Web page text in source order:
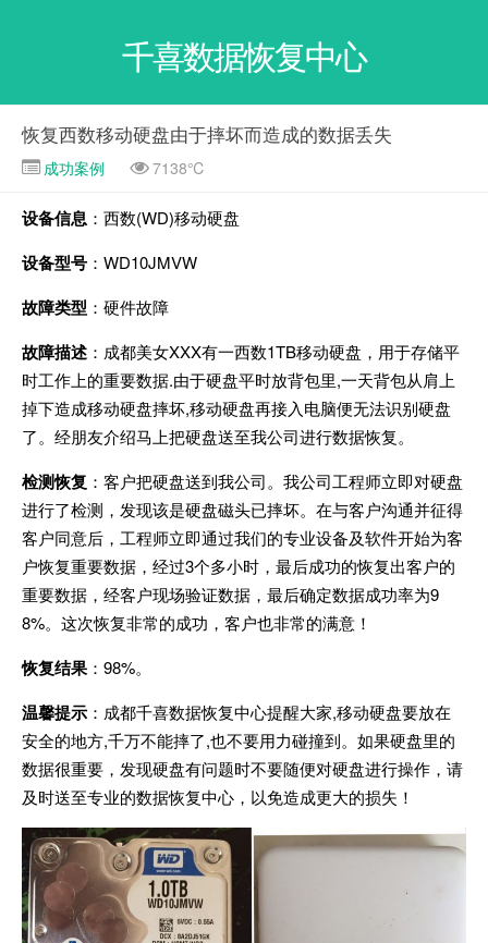
千喜数据恢复中心
恢复西数移动硬盘由于摔坏而造成的数据丢失
成功案例 7138℃
设备信息 ：西数(WD)移动硬盘
设备型号 ：WD10JMVW
故障类型 ：硬件故障
故障描述 ：成都美女XXX有一西数1TB移动硬盘，用于存储平
时工作上的重要数据.由于硬盘平时放背包里,一天背包从肩上
掉下造成移动硬盘摔坏,移动硬盘再接入电脑便无法识别硬盘
了。经朋友介绍马上把硬盘送至我公司进行数据恢复。
检测恢复 ：客户把硬盘送到我公司。我公司工程师立即对硬盘
进行了检测，发现该是硬盘磁头已摔坏。在与客户沟通并征得
客户同意后，工程师立即通过我们的专业设备及软件开始为客
户恢复重要数据，经过3个多小时，最后成功的恢复出客户的
重要数据，经客户现场验证数据，最后确定数据成功率为9
8%。这次恢复非常的成功，客户也非常的满意！
恢复结果 ：98%。
温馨提示 ：成都千喜数据恢复中心提醒大家,移动硬盘要放在
安全的地方,千万不能摔了,也不要用力碰撞到。如果硬盘里的
数据很重要，发现硬盘有问题时不要随便对硬盘进行操作，请
及时送至专业的数据恢复中心，以免造成更大的损失！